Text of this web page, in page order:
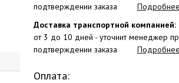
подтверждении заказа
Подробнее
Доставка транспортной компанией:
от 3 до 10 дней - уточнит менеджер
подтверждении заказа
Подробнее
Оплата: